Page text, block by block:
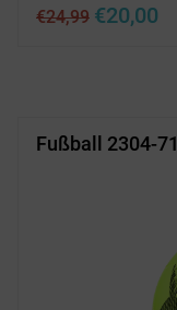
€24,99
Preis
€20,00
Fußball 2304-